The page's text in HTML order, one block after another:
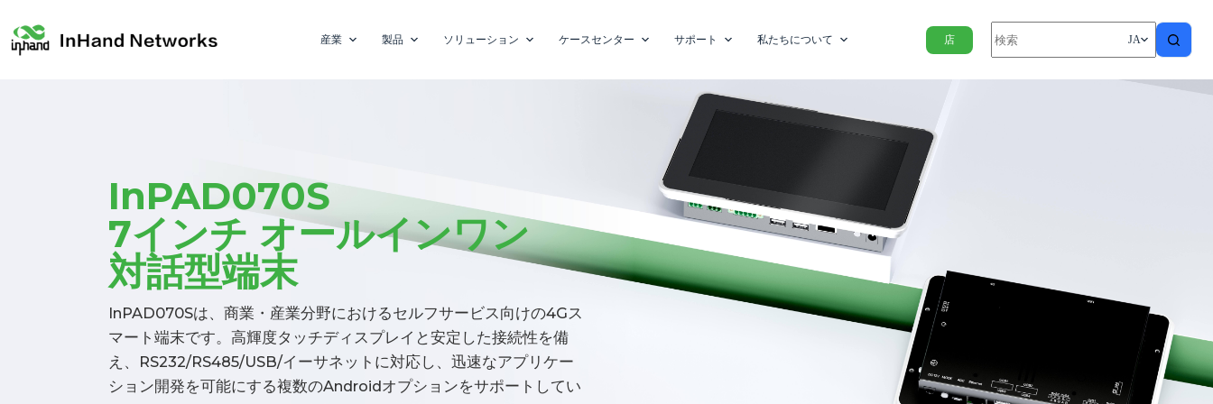
産業 製品 ソリューション ケースセンター サポート 私たちについて 店 JA
InPAD070S
7インチ オールインワン
対話型端末
InPAD070Sは、商業・産業分野におけるセルフサービス向けの4Gス
マート端末です。高輝度タッチディスプレイと安定した接続性を備
え、RS232/RS485/USB/イーサネットに対応し、迅速なアプリケー
ション開発を可能にする複数のAndroidオプションをサポートしてい